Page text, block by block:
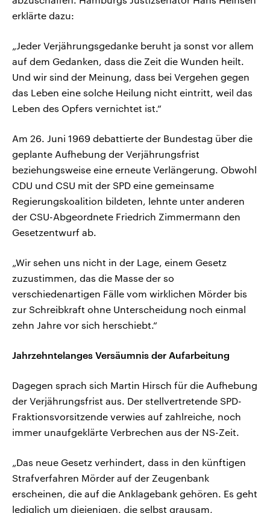
erklärte dazu:
„Jeder Verjährungsgedanke beruht ja sonst vor allem
auf dem Gedanken, dass die Zeit die Wunden heilt.
Und wir sind der Meinung, dass bei Vergehen gegen
das Leben eine solche Heilung nicht eintritt, weil das
Leben des Opfers vernichtet ist.“
Am 26. Juni 1969 debattierte der Bundestag über die
geplante Aufhebung der Verjährungsfrist
beziehungsweise eine erneute Verlängerung. Obwohl
CDU und CSU mit der SPD eine gemeinsame
Regierungskoalition bildeten, lehnte unter anderen
der CSU-Abgeordnete Friedrich Zimmermann den
Gesetzentwurf ab.
„Wir sehen uns nicht in der Lage, einem Gesetz
zuzustimmen, das die Masse der so
verschiedenartigen Fälle vom wirklichen Mörder bis
zur Schreibkraft ohne Unterscheidung noch einmal
zehn Jahre vor sich herschiebt.“
Jahrzehntelanges Versäumnis der Aufarbeitung
Dagegen sprach sich Martin Hirsch für die Aufhebung
der Verjährungsfrist aus. Der stellvertretende SPD-
Fraktionsvorsitzende verwies auf zahlreiche, noch
immer unaufgeklärte Verbrechen aus der NS-Zeit.
„Das neue Gesetz verhindert, dass in den künftigen
Strafverfahren Mörder auf der Zeugenbank
erscheinen, die auf die Anklagebank gehören. Es geht
lediglich um diejenigen, die selbst grausam,